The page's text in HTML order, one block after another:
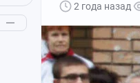
2 года назад